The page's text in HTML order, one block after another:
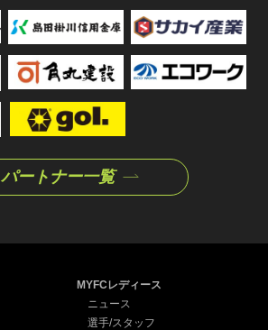
パートナー一覧
MYFCレディース
ニュース
選手/スタッフ